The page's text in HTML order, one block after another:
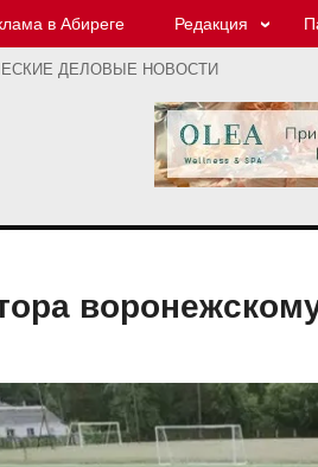
в Абиреге Редакция
ДЕЛОВЫЕ НОВОСТИ